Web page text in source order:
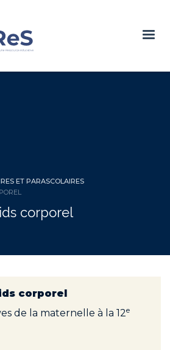
ET PARASCOLAIRES
corporel
corporel
de la maternelle à la 12e